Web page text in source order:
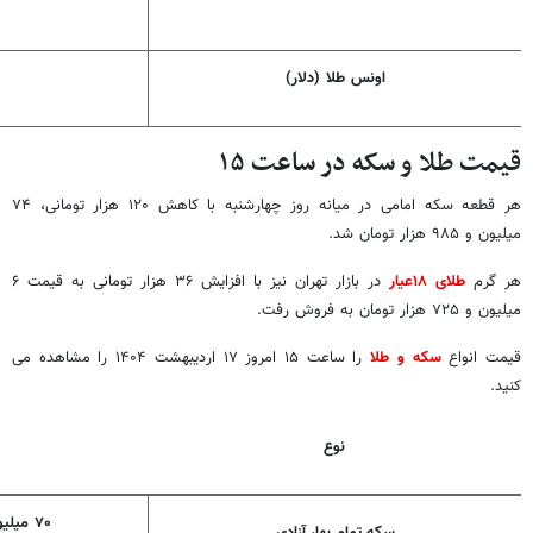
اونس طلا (دلار)
قیمت طلا و سکه در ساعت ۱۵
هر قطعه سکه امامی در میانه روز چهارشنبه با کاهش ۱۲۰ هزار تومانی، ۷۴
میلیون و ۹۸۵ هزار تومان شد.
هر گرم طلای ۱۸عیار
در بازار تهران نیز با افزایش ۳۶ هزار تومانی به قیمت ۶
میلیون و ۷۲۵ هزار تومان به فروش رفت.
قیمت انواعسکه و طلا
را ساعت ۱۵ امروز ۱۷ اردیبهشت ۱۴۰۴ را مشاهده می
کنید.
نوع
۷۰